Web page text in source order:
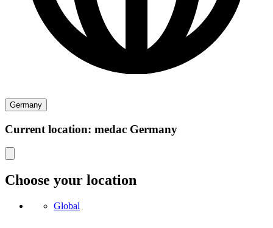
Germany
Current location: medac Germany
Choose your location
Global